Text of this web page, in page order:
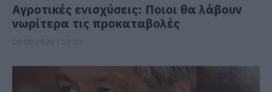
Αγροτικές ενισχύσεις: Ποιοι θα λάβουν
νωρίτερα τις προκαταβολές